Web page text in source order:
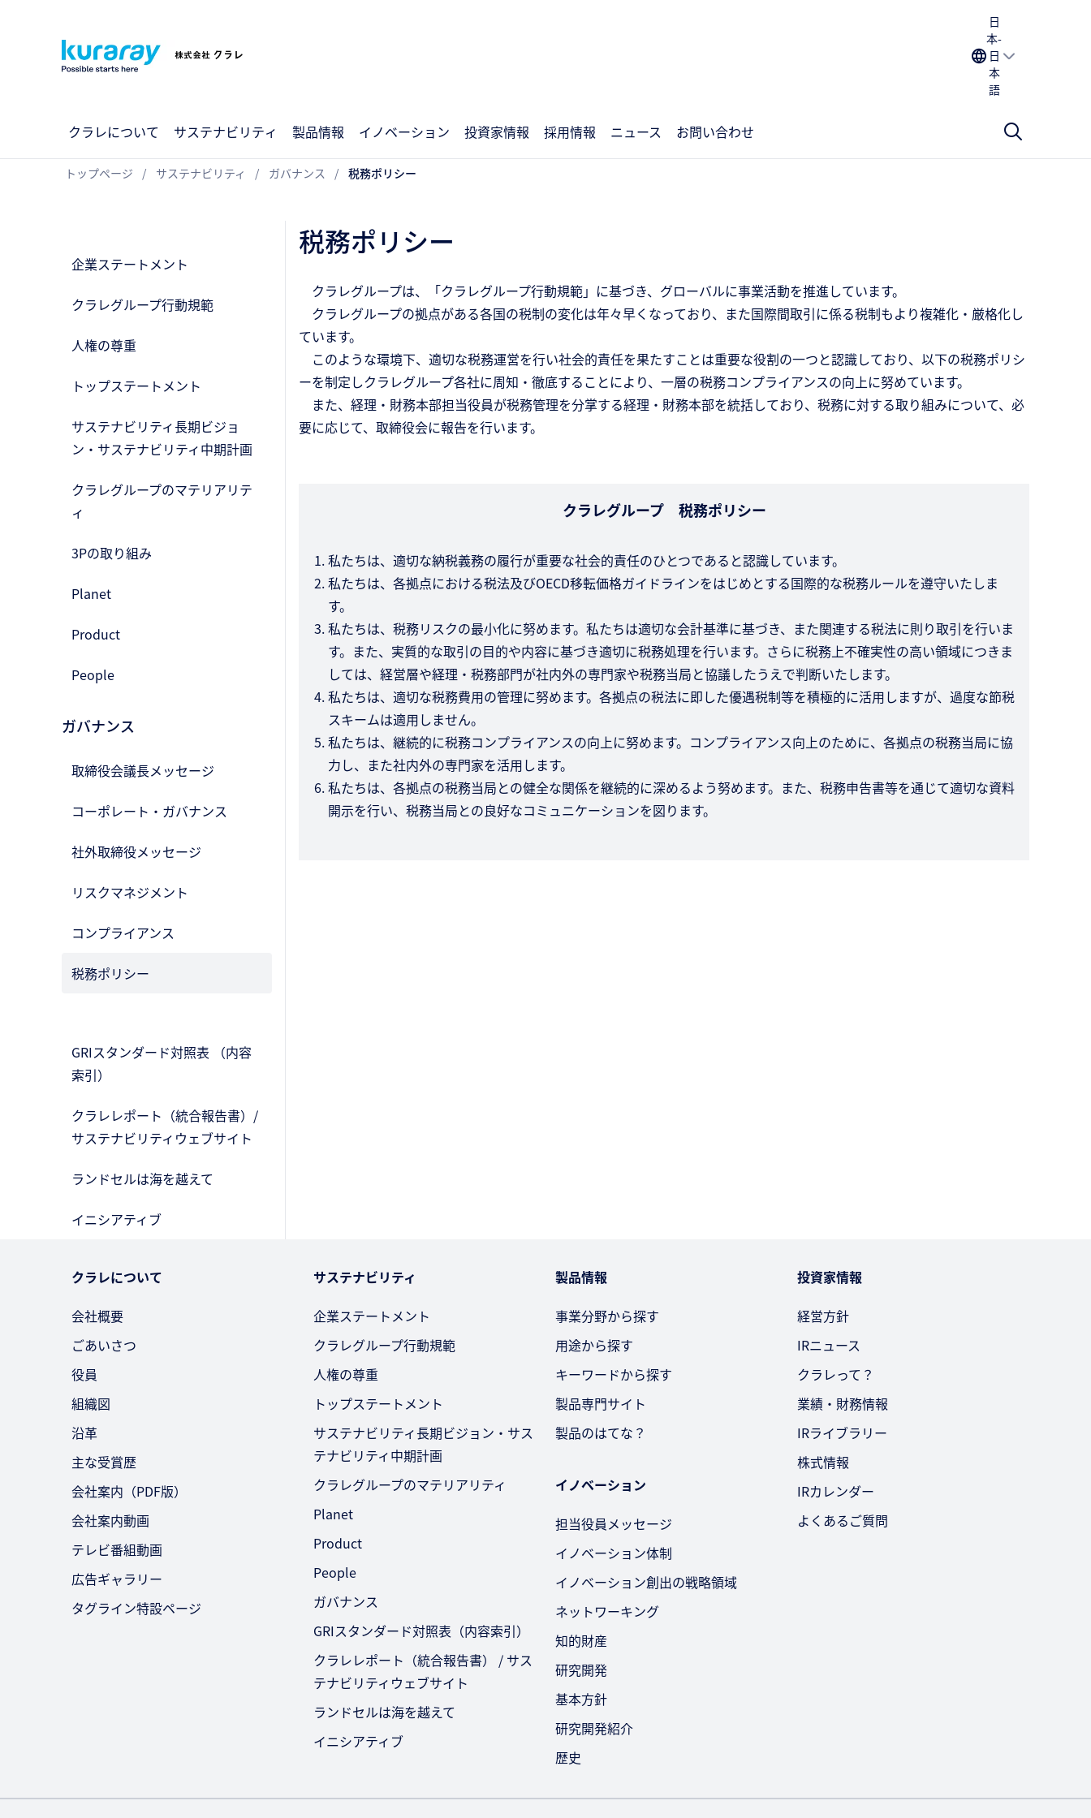
日
本-
日
本
語
クラレについて サステナビリティ 製品情報 イノベーション 投資家情報 採用情報 ニュース お問い合わせ
トップページ サステナビリティ ガバナンス 税務ポリシー
企業ステートメント
クラレグループ行動規範
人権の尊重
トップステートメント
サステナビリティ長期ビジョ
ン・サステナビリティ中期計画
クラレグループのマテリアリテ
ィ
3Pの取り組み
Planet
Product
People
ガバナンス
取締役会議長メッセージ
コーポレート・ガバナンス
社外取締役メッセージ
リスクマネジメント
コンプライアンス
税務ポリシー
GRIスタンダード対照表 （内容
索引）
クラレレポート（統合報告書）/
サステナビリティウェブサイト
ランドセルは海を越えて
イニシアティブ
税務ポリシー
クラレグループは、「クラレグループ行動規範」に基づき、グローバルに事業活動を推進しています。
クラレグループの拠点がある各国の税制の変化は年々早くなっており、また国際間取引に係る税制もより複雑化・厳格化し
ています。
このような環境下、適切な税務運営を行い社会的責任を果たすことは重要な役割の一つと認識しており、以下の税務ポリシ
ーを制定しクラレグループ各社に周知・徹底することにより、一層の税務コンプライアンスの向上に努めています。
また、経理・財務本部担当役員が税務管理を分掌する経理・財務本部を統括しており、税務に対する取り組みについて、必
要に応じて、取締役会に報告を行います。
クラレグループ 税務ポリシー
私たちは、適切な納税義務の履行が重要な社会的責任のひとつであると認識しています。
私たちは、各拠点における税法及びOECD移転価格ガイドラインをはじめとする国際的な税務ルールを遵守いたしま
す。
私たちは、税務リスクの最小化に努めます。私たちは適切な会計基準に基づき、また関連する税法に則り取引を行いま
す。また、実質的な取引の目的や内容に基づき適切に税務処理を行います。さらに税務上不確実性の高い領域につきま
しては、経営層や経理・税務部門が社内外の専門家や税務当局と協議したうえで判断いたします。
私たちは、適切な税務費用の管理に努めます。各拠点の税法に即した優遇税制等を積極的に活用しますが、過度な節税
スキームは適用しません。
私たちは、継続的に税務コンプライアンスの向上に努めます。コンプライアンス向上のために、各拠点の税務当局に協
力し、また社内外の専門家を活用します。
私たちは、各拠点の税務当局との健全な関係を継続的に深めるよう努めます。また、税務申告書等を通じて適切な資料
開示を行い、税務当局との良好なコミュニケーションを図ります。
クラレについて
会社概要
ごあいさつ
役員
組織図
沿革
主な受賞歴
会社案内（PDF版）
会社案内動画
テレビ番組動画
広告ギャラリー
タグライン特設ページ
サステナビリティ
企業ステートメント
クラレグループ行動規範
人権の尊重
トップステートメント
サステナビリティ長期ビジョン・サス
テナビリティ中期計画
クラレグループのマテリアリティ
Planet
Product
People
ガバナンス
GRIスタンダード対照表（内容索引）
クラレレポート（統合報告書） / サス
テナビリティウェブサイト
ランドセルは海を越えて
イニシアティブ
製品情報
事業分野から探す
用途から探す
キーワードから探す
製品専門サイト
製品のはてな？
イノベーション
担当役員メッセージ
イノベーション体制
イノベーション創出の戦略領域
ネットワーキング
知的財産
研究開発
基本方針
研究開発紹介
歴史
投資家情報
経営方針
IRニュース
クラレって？
業績・財務情報
IRライブラリー
株式情報
IRカレンダー
よくあるご質問